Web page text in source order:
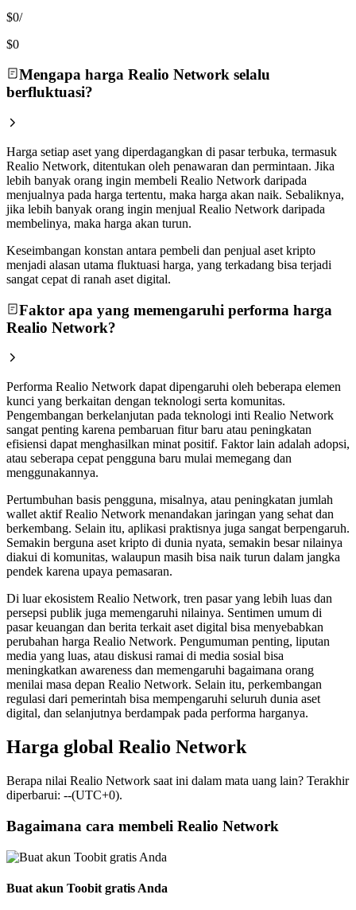
$0/
$0
Mengapa harga Realio Network selalu
berfluktuasi?
Harga setiap aset yang diperdagangkan di pasar terbuka, termasuk
Realio Network, ditentukan oleh penawaran dan permintaan. Jika
lebih banyak orang ingin membeli Realio Network daripada
menjualnya pada harga tertentu, maka harga akan naik. Sebaliknya,
jika lebih banyak orang ingin menjual Realio Network daripada
membelinya, maka harga akan turun.
Keseimbangan konstan antara pembeli dan penjual aset kripto
menjadi alasan utama fluktuasi harga, yang terkadang bisa terjadi
sangat cepat di ranah aset digital.
Faktor apa yang memengaruhi performa harga
Realio Network?
Performa Realio Network dapat dipengaruhi oleh beberapa elemen
kunci yang berkaitan dengan teknologi serta komunitas.
Pengembangan berkelanjutan pada teknologi inti Realio Network
sangat penting karena pembaruan fitur baru atau peningkatan
efisiensi dapat menghasilkan minat positif. Faktor lain adalah adopsi,
atau seberapa cepat pengguna baru mulai memegang dan
menggunakannya.
Pertumbuhan basis pengguna, misalnya, atau peningkatan jumlah
wallet aktif Realio Network menandakan jaringan yang sehat dan
berkembang. Selain itu, aplikasi praktisnya juga sangat berpengaruh.
Semakin berguna aset kripto di dunia nyata, semakin besar nilainya
diakui di komunitas, walaupun masih bisa naik turun dalam jangka
pendek karena upaya pemasaran.
Di luar ekosistem Realio Network, tren pasar yang lebih luas dan
persepsi publik juga memengaruhi nilainya. Sentimen umum di
pasar keuangan dan berita terkait aset digital bisa menyebabkan
perubahan harga Realio Network. Pengumuman penting, liputan
media yang luas, atau diskusi ramai di media sosial bisa
meningkatkan awareness dan memengaruhi bagaimana orang
menilai masa depan Realio Network. Selain itu, perkembangan
regulasi dari pemerintah bisa mempengaruhi seluruh dunia aset
digital, dan selanjutnya berdampak pada performa harganya.
Harga global Realio Network
Berapa nilai Realio Network saat ini dalam mata uang lain? Terakhir
diperbarui: --(UTC+0).
Bagaimana cara membeli Realio Network
Buat akun Toobit gratis Anda